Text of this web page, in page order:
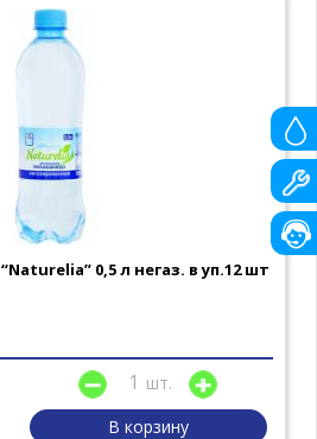
0,5 л негаз. в уп.12 шт
шт.
В корзину